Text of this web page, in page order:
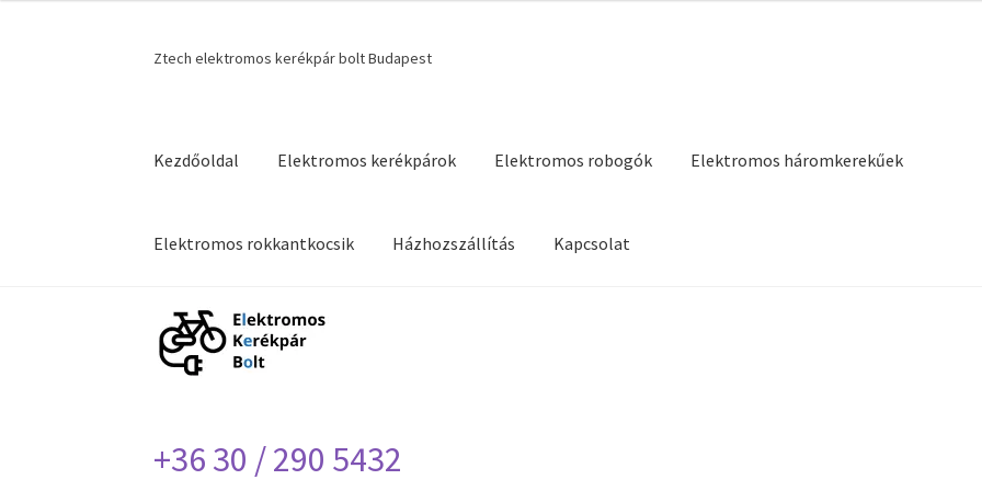
Ugrás
Kilépés
Ztech elektromos kerékpár bolt Budapest
Kezdőoldal Elektromos kerékpárok Elektromos robogók Elektromos háromkerekűek
Elektromos rokkantkocsik Házhozszállítás Kapcsolat
Kezdőlap BlogHázhozszállítás
+36 30 / 290 5432